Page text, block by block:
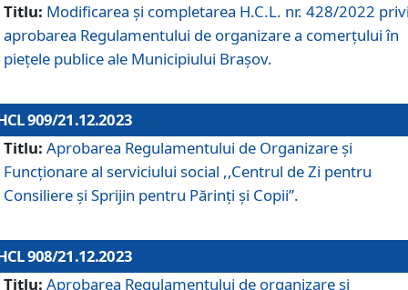
Titlu: Modificarea și completarea H.C.L. nr. 428/2022
aprobarea Regulamentului de organizare a comerțului în
piețele publice ale Municipiului Braşov.
909/21.12.2023
Titlu: Aprobarea Regulamentului de Organizare și
Funcționare al serviciului social ,,Centrul de Zi pentru
Consiliere şi Sprijin pentru Părinţi şi Copii”.
908/21.12.2023
Titlu: Aprobarea Regulamentului de organizare şi